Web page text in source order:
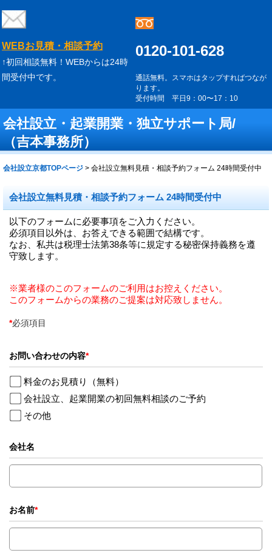
WEBお見積・相談予約
↑初回相談無料！WEBからは24時
間受付中です。
0120-101-628
通話無料。スマホはタップすればつなが
ります。
受付時間 平日9：00〜17：10
会社設立・起業開業・独立サポート局/
（吉本事務所）
会社設立京都TOPページ > 会社設立無料見積・相談予約フォーム 24時間受付中
会社設立無料見積・相談予約フォーム 24時間受付中
以下のフォームに必要事項をご入力ください。
必須項目以外は、お答えできる範囲で結構です。
なお、私共は税理士法第38条等に規定する秘密保持義務を遵
守致します。
※業者様のこのフォームのご利用はお控えください。
このフォームからの業務のご提案は対応致しません。
*必須項目
お問い合わせの内容*
料金のお見積り（無料）
会社設立、起業開業の初回無料相談のご予約
その他
会社名
お名前*